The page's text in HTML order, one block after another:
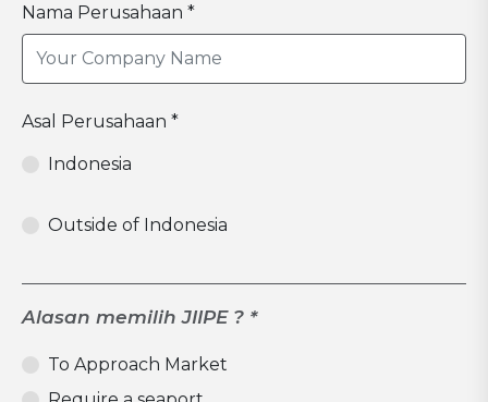
Nama Perusahaan *
Asal Perusahaan *
Indonesia
Outside of Indonesia
Alasan memilih JIIPE ? *
To Approach Market